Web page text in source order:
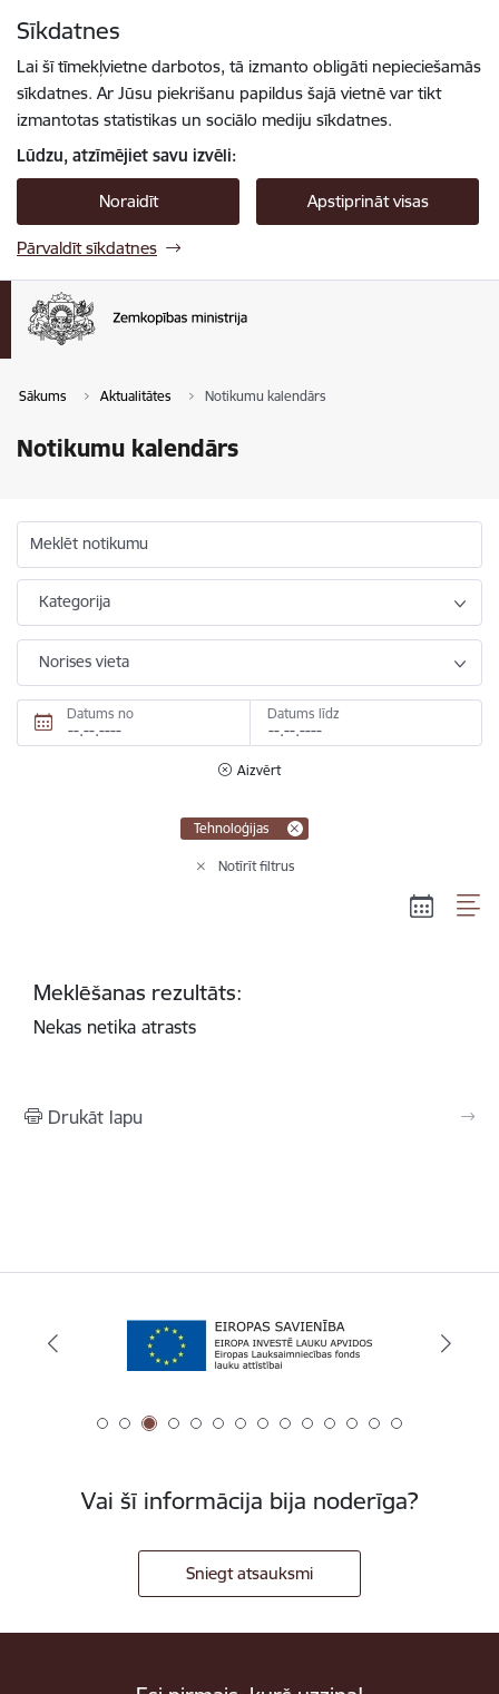
Sīkdatnes
Lai šī tīmekļvietne darbotos, tā izmanto obligāti nepieciešamās
sīkdatnes. Ar Jūsu piekrišanu papildus šajā vietnē var tikt
izmantotas statistikas un sociālo mediju sīkdatnes.
Lūdzu, atzīmējiet savu izvēli:
Noraidīt Apstiprināt visas
Pārvaldīt sīkdatnes
Sākums Aktualitātes Notikumu kalendārs
Notikumu kalendārs
Meklēt notikumu
Kategorija
Norises vieta
Datums no Datums līdz
Aizvērt
Tehnoloģijas
Notīrīt filtrus
Meklēšanas rezultāts:
Nekas netika atrasts
Drukāt lapu
Vai šī informācija bija noderīga?
Sniegt atsauksmi